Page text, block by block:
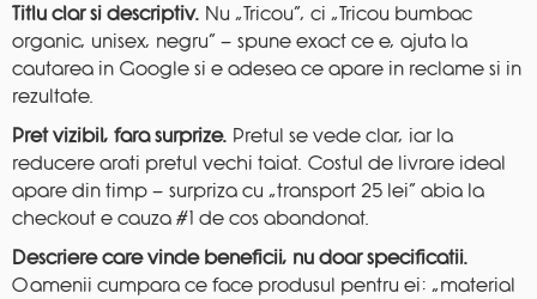
Titlu clar si descriptiv. Nu „Tricou”, ci „Tricou bumbac
organic, unisex, negru” — spune exact ce e, ajuta la
cautarea in Google si e adesea ce apare in reclame si in
rezultate.
Pret vizibil, fara surprize. Pretul se vede clar, iar la
reducere arati pretul vechi taiat. Costul de livrare ideal
apare din timp — surpriza cu „transport 25 lei” abia la
checkout e cauza #1 de cos abandonat.
Descriere care vinde beneficii, nu doar specificatii.
Oamenii cumpara ce face produsul pentru ei: „material